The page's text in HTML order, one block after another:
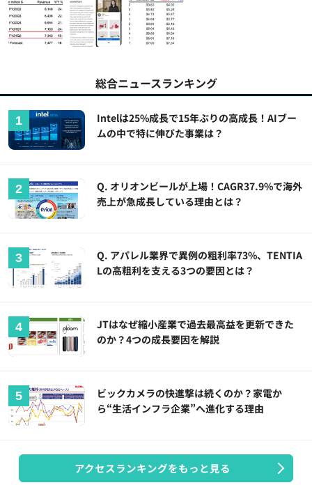
総合ニュースランキング
Intelは25%成長で15年ぶりの高成長！AIブー
ムの中で特に伸びた事業は？
Q. オリオンビールが上場！CAGR37.9%で海外
売上が急成長している理由とは？
Q. アパレル業界で異例の粗利率73%、TENTIA
Lの高粗利を支える3つの要因とは？
JTはなぜ縮小産業で過去最高益を更新できた
のか？4つの成長要因を解説
ビックカメラの快進撃は続くのか？家電か
ら“生活インフラ企業”へ進化する理由
アクセスランキングをもっと見る